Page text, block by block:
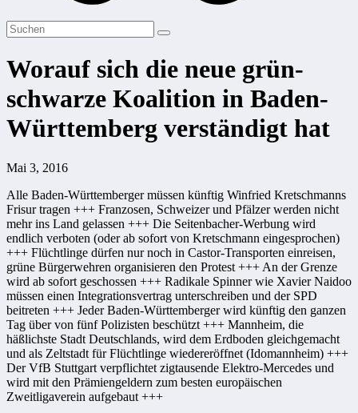
Worauf sich die neue grün-
schwarze Koalition in Baden-
Württemberg verständigt hat
Mai 3, 2016
Alle Baden-Württemberger müssen künftig Winfried Kretschmanns
Frisur tragen +++ Franzosen, Schweizer und Pfälzer werden nicht
mehr ins Land gelassen +++ Die Seitenbacher-Werbung wird
endlich verboten (oder ab sofort von Kretschmann eingesprochen)
+++ Flüchtlinge dürfen nur noch in Castor-Transporten einreisen,
grüne Bürgerwehren organisieren den Protest +++ An der Grenze
wird ab sofort geschossen +++ Radikale Spinner wie Xavier Naidoo
müssen einen Integrationsvertrag unterschreiben und der SPD
beitreten +++ Jeder Baden-Württemberger wird künftig den ganzen
Tag über von fünf Polizisten beschützt +++ Mannheim, die
häßlichste Stadt Deutschlands, wird dem Erdboden gleichgemacht
und als Zeltstadt für Flüchtlinge wiedereröffnet (Idomannheim) +++
Der VfB Stuttgart verpflichtet zigtausende Elektro-Mercedes und
wird mit den Prämiengeldern zum besten europäischen
Zweitligaverein aufgebaut +++